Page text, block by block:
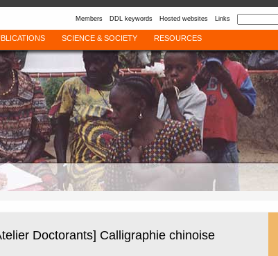
Members DDL keywords Hosted websites Links
SCIENCE & SOCIETY RESOURCES
Doctorants] Calligraphie chinoise